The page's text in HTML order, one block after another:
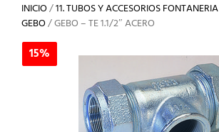
INICIO/11. TUBOS Y ACCESORIOS FONTANERIA
GEBO/ GEBO – TE 1.1/2″ ACERO
15%
15%